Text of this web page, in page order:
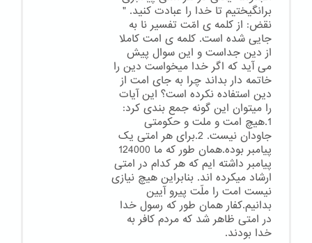
برانگیختیم تا خدا را عبادت کنید. "
نقض: از کلمه ی امّت تفسیر نا به
جایی شده است. کلمه ی امت کاملا
از دین جداست و این سوال پیش
می آید که اگر خدا میخواست دین را
خاتمه دار بداند چرا به جای امت از
دین استفاده نکرده است؟ این آیات
را میتوان این گونه جمع بندی کرد:
1.هیچ امت و ملت و حکومتی
جاودان نیست. 2.برای هر امتی یک
پیامبر بوده.همان طور که ما 124000
پیامبر داشته ایم که هر کدام در امتی
ارشاد میکرده اند. بنابراین هیچ نیازی
نیست امت را ملّت پیرو آیین
بدانیم.کفار همان طور که رسول خدا
در امتی ظاهر شد که مردم کافر به
خدا بودند.